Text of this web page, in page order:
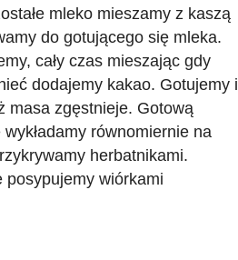
mleko mieszamy z kaszą
do gotującego się mleka.
cały czas mieszając gdy
dodajemy kakao. Gotujemy i
masa zgęstnieje. Gotową
równomiernie na
herbatnikami.
posypujemy wiórkami